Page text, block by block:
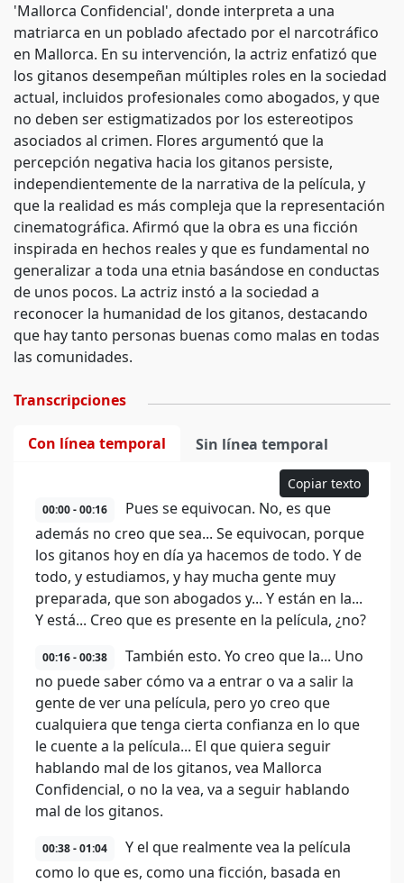
'Mallorca Confidencial', donde interpreta a una
matriarca en un poblado afectado por el narcotráfico
en Mallorca. En su intervención, la actriz enfatizó que
los gitanos desempeñan múltiples roles en la sociedad
actual, incluidos profesionales como abogados, y que
no deben ser estigmatizados por los estereotipos
asociados al crimen. Flores argumentó que la
percepción negativa hacia los gitanos persiste,
independientemente de la narrativa de la película, y
que la realidad es más compleja que la representación
cinematográfica. Afirmó que la obra es una ficción
inspirada en hechos reales y que es fundamental no
generalizar a toda una etnia basándose en conductas
de unos pocos. La actriz instó a la sociedad a
reconocer la humanidad de los gitanos, destacando
que hay tanto personas buenas como malas en todas
las comunidades.
Transcripciones
Con línea temporal Sin línea temporal
Copiar texto
00:00 - 00:16
Pues se equivocan. No, es que
además no creo que sea... Se equivocan, porque
los gitanos hoy en día ya hacemos de todo. Y de
todo, y estudiamos, y hay mucha gente muy
preparada, que son abogados y... Y están en la...
Y está... Creo que es presente en la película, ¿no?
00:16 - 00:38
También esto. Yo creo que la... Uno
no puede saber cómo va a entrar o va a salir la
gente de ver una película, pero yo creo que
cualquiera que tenga cierta confianza en lo que
le cuente a la película... El que quiera seguir
hablando mal de los gitanos, vea Mallorca
Confidencial, o no la vea, va a seguir hablando
mal de los gitanos.
00:38 - 01:04
Y el que realmente vea la película
como lo que es, como una ficción, basada en